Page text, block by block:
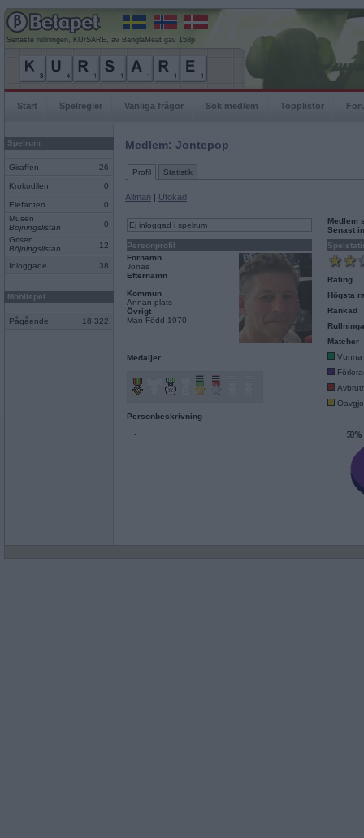
Senaste rullningen, KUrSARE, av BanglaMeat gav 158p
Start Spelregler Vanliga frågor Sök medlem Topplistor
Spelrum
Giraffen 26
Krokodilen 0
Elefanten
0
Musen
Böjningslistan
0
Grisen
Böjningslistan
12
Inloggade 38
Mobilspel
Pågående 18 322
Medlem: Jontepop
Profil Statistik
Allmän | Utökad
Ej inloggad i spelrum
Personprofil
Förnamn
Jonas
Efternamn
Kommun
Annan plats
Övrigt
Man Född 1970
Medaljer
Personbeskrivning
-
Medlem
Senast
Rating
Högsta
Rankad
Matcher
Vunna